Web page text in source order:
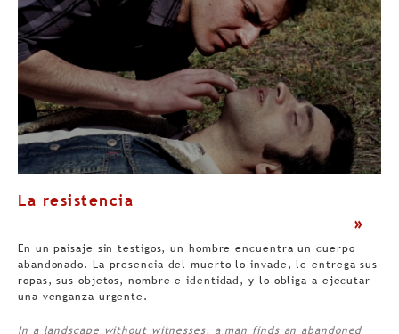
La resistencia
En un paisaje sin testigos, un hombre encuentra un cuerpo
abandonado. La presencia del muerto lo invade, le entrega sus
ropas, sus objetos, nombre e identidad, y lo obliga a ejecutar
una venganza urgente.
In a landscape without witnesses, a man finds an abandoned
>